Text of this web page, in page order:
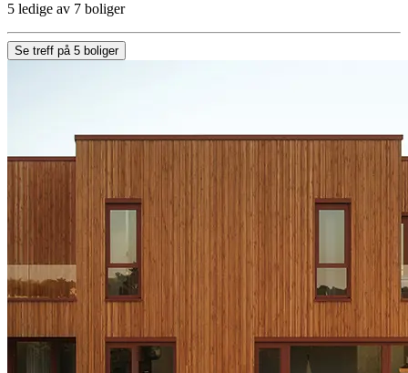
5 ledige av 7 boliger
Se treff på 5 boliger